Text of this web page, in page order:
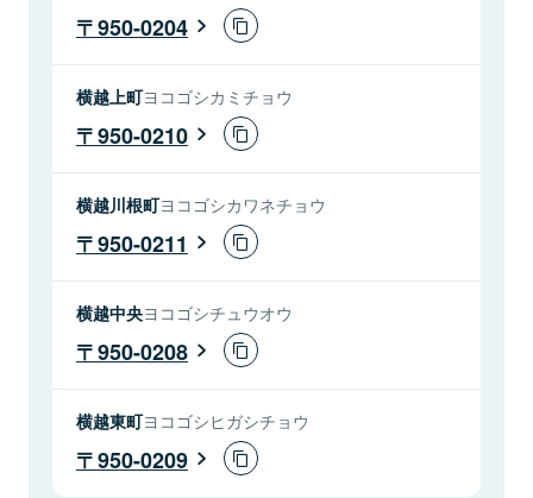
950-0204
横越上町ヨコゴシカミチョウ
950-0210
横越川根町ヨコゴシカワネチョウ
950-0211
横越中央ヨコゴシチュウオウ
950-0208
横越東町ヨコゴシヒガシチョウ
950-0209